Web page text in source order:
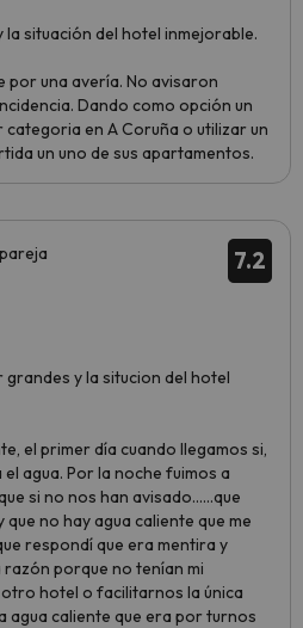
la situación del hotel inmejorable.
por una avería. No avisaron
Dando como opción un
en A Coruña o utilizar un
un uno de sus apartamentos.
7.2
y la situcion del hotel
el primer día cuando llegamos si,
agua. Por la noche fuimos a
si no nos han avisado......que
no hay agua caliente que me
respondí que era mentira y
razón porque no tenían mi
hotel o facilitarnos la única
agua caliente que era por turnos